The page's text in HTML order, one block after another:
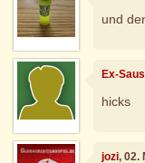
und
Ex-
hicks
jozi, 02.